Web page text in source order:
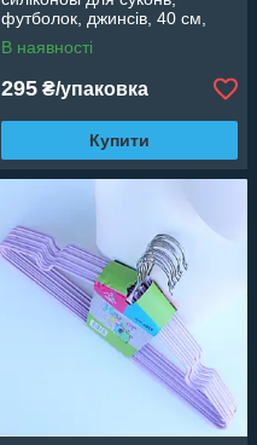
футболок, джинсів, 40 см,
м'ята, 10 шт
В наявності
295 ₴/упаковка
Купити